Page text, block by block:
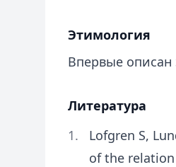
Этимология
Впервые описан
Литература
Lofgren S,
of the relation